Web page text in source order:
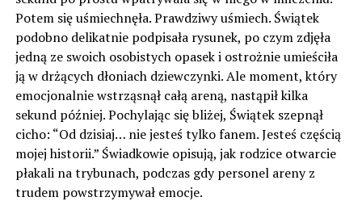
Potem się uśmiechnęła. Prawdziwy uśmiech. Świątek
podobno delikatnie podpisała rysunek, po czym zdjęła
jedną ze swoich osobistych opasek i ostrożnie umieściła
ją w drżących dłoniach dziewczynki. Ale moment, który
emocjonalnie wstrząsnął całą areną, nastąpił kilka
sekund później. Pochylając się bliżej, Świątek szepnął
cicho: “Od dzisiaj… nie jesteś tylko fanem. Jesteś częścią
mojej historii.” Świadkowie opisują, jak rodzice otwarcie
płakali na trybunach, podczas gdy personel areny z
trudem powstrzymywał emocje.